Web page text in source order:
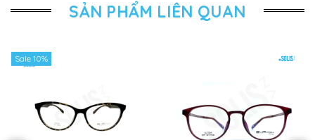
SẢN PHẨM LIÊN QUAN
Sale 10%